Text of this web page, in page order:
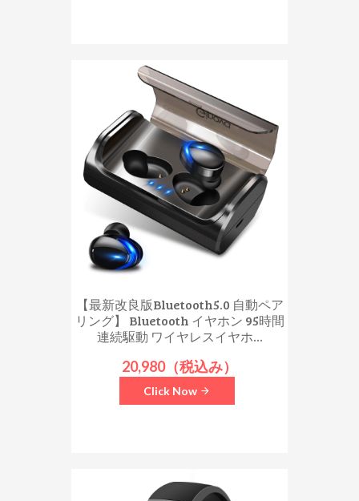
【最新改良版Bluetooth5.0 自動ペア
リング】 Bluetooth イヤホン 95時間
連続駆動 ワイヤレスイヤホ...
20,980（税込み）
Click Now